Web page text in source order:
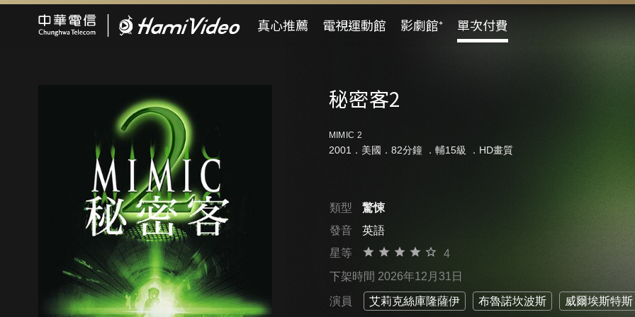
真心推薦 電視運動館 影劇館⁺ 單次付費
秘密客2
MIMIC 2
2001．美國．82分鐘 ． 輔15級 ．HD畫質
類型
驚悚
發音
英語
星等
4
下架時間 2026年12月31日
演員 艾莉克絲庫隆薩伊 布魯諾坎波斯 威爾埃斯特斯